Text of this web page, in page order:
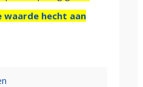
waarde hecht aan